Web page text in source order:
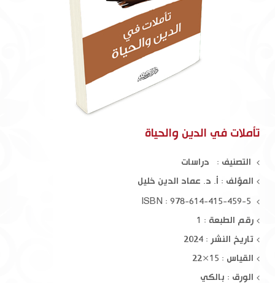
تأملات في الدين والحياة
التصنيف : دراسات
المؤلف : أ. د. عماد الدين خليل
رقم الطبعة : 1
تاريخ النشر : 2024
القياس : 15×22
الورق : بالكي